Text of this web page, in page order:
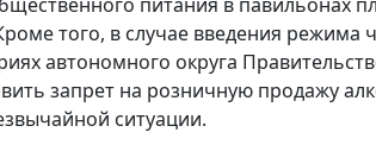
того, в случае введения режима
автономного округа
запрет на розничную продажу
ситуации.